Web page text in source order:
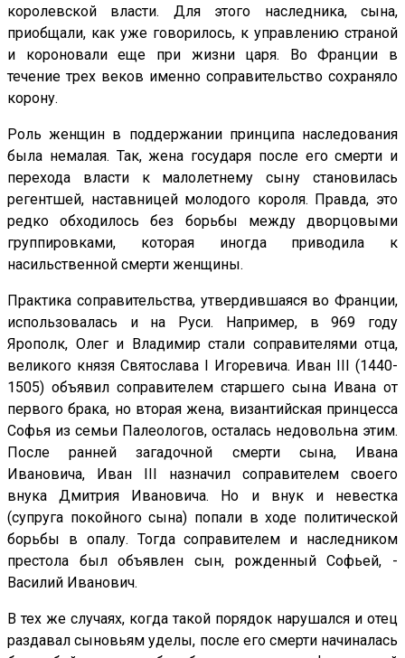
королевской власти. Для этого наследника, сына,
приобщали, как уже говорилось, к управлению страной
и короновали еще при жизни царя. Во Франции в
течение трех веков именно соправительство сохраняло
корону.
Роль женщин в поддержании принципа наследования
была немалая. Так, жена государя после его смерти и
перехода власти к малолетнему сыну становилась
регентшей, наставницей молодого короля. Правда, это
редко обходилось без борьбы между дворцовыми
группировками, которая иногда приводила к
насильственной смерти женщины.
Практика соправительства, утвердившаяся во Франции,
использовалась и на Руси. Например, в 969 году
Ярополк, Олег и Владимир стали соправителями отца,
великого князя Святослава I Игоревича. Иван III (1440-
1505) объявил соправителем старшего сына Ивана от
первого брака, но вторая жена, византийская принцесса
Софья из семьи Палеологов, осталась недовольна этим.
После ранней загадочной смерти сына, Ивана
Ивановича, Иван III назначил соправителем своего
внука Дмитрия Ивановича. Но и внук и невестка
(супруга покойного сына) попали в ходе политической
борьбы в опалу. Тогда соправителем и наследником
престола был объявлен сын, рожденный Софьей, -
Василий Иванович.
В тех же случаях, когда такой порядок нарушался и отец
раздавал сыновьям уделы, после его смерти начиналась